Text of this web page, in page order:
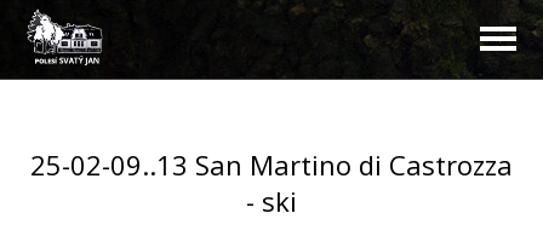
25-02-09..13 San Martino di Castrozza
- ski